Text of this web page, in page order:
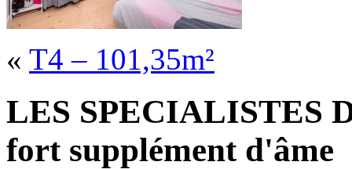
« T4 – 101,35m²
LES SPECIALISTES
fort supplément d'âme